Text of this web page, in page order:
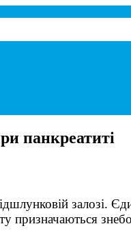
панкреатиті
залозі.
призначаються